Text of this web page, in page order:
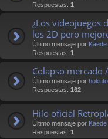
Respuestas: 1
¿Los videojuegos
los 2D pero
Último mensaje por Kaede
Respuestas: 1
Colapso mercado
Último mensaje por
Respuestas: 162
Hilo oficial
Último mensaje por Kaede
Respuestas: 1